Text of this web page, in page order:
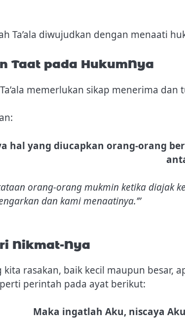
Ta’ala diwujudkan dengan menaati
Taat pada HukumNya
memerlukan sikap menerima
hal yang diucapkan orang-orang
orang-orang mukmin ketika diajak
dan kami menaatinya.’”
Nikmat-Nya
kita rasakan, baik kecil maupun besar,
perintah pada ayat berikut:
Maka ingatlah Aku, niscaya